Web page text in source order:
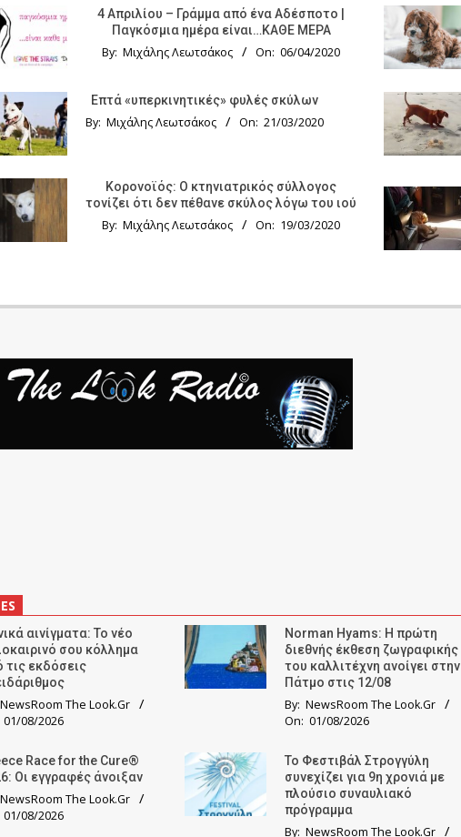
4 Απριλίου – Γράμμα από ένα Αδέσποτο |
Παγκόσμια ημέρα είναι…ΚΑΘΕ ΜΕΡΑ
By: Μιχάλης Λεωτσάκος On: 06/04/2020
Επτά «υπερκινητικές» φυλές σκύλων
By: Μιχάλης Λεωτσάκος On: 21/03/2020
Κορονοϊός: Ο κτηνιατρικός σύλλογος
τονίζει ότι δεν πέθανε σκύλος λόγω του ιού
By: Μιχάλης Λεωτσάκος On: 19/03/2020
αινίγματα: Το νέο
σου κόλλημα
τις εκδόσεις
NewsRoom The Look.Gr
01/08/2026
Race for the Cure®
Οι εγγραφές άνοιξαν
NewsRoom The Look.Gr
01/08/2026
Norman Hyams: Η πρώτη
διεθνής έκθεση ζωγραφικής
του καλλιτέχνη ανοίγει στην
Πάτμο στις 12/08
By: NewsRoom The Look.Gr
On: 01/08/2026
Το Φεστιβάλ Στρογγύλη
συνεχίζει για 9η χρονιά με
πλούσιο συναυλιακό
πρόγραμμα
By: NewsRoom The Look.Gr